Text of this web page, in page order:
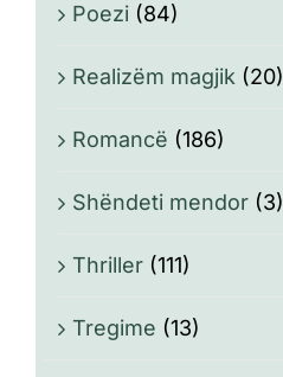
Poezi (84)
Realizëm magjik (20)
Romancë (186)
Shëndeti mendor (3)
Thriller (111)
Tregime (13)